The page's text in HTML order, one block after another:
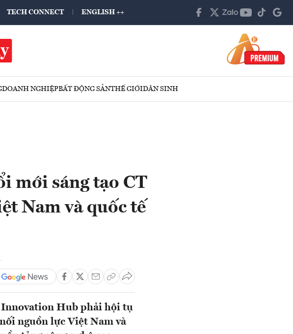
TECH CONNECT ENGLISH ++
DOANH NGHIỆPBẤT ĐỘNG SẢNTHẾ GIỚIDÂN SINH
mới sáng tạo CT
Nam và quốc tế
Innovation Hub phải hội tụ
nguồn lực Việt Nam và